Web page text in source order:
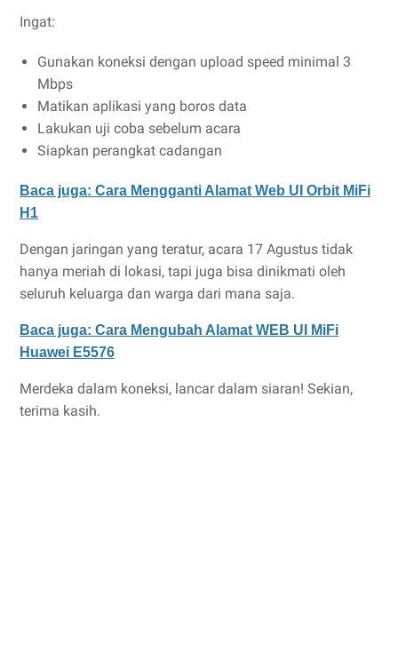
Ingat:
Gunakan koneksi dengan upload speed minimal 3
Mbps
Matikan aplikasi yang boros data
Lakukan uji coba sebelum acara
Siapkan perangkat cadangan
Baca juga: Cara Mengganti Alamat Web UI Orbit MiFi
H1
Dengan jaringan yang teratur, acara 17 Agustus tidak
hanya meriah di lokasi, tapi juga bisa dinikmati oleh
seluruh keluarga dan warga dari mana saja.
Baca juga: Cara Mengubah Alamat WEB UI MiFi
Huawei E5576
Merdeka dalam koneksi, lancar dalam siaran! Sekian,
terima kasih.